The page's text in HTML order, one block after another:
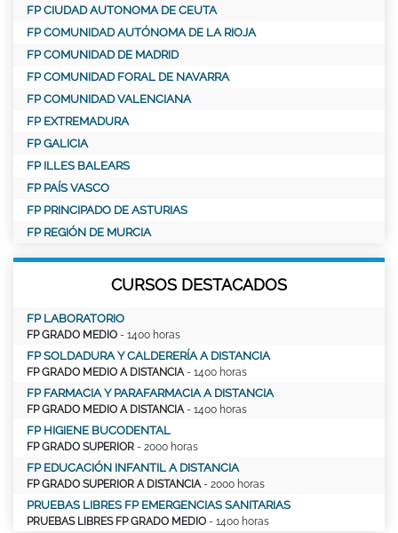
FP CIUDAD AUTONOMA DE CEUTA
FP COMUNIDAD AUTÓNOMA DE LA RIOJA
FP COMUNIDAD DE MADRID
FP COMUNIDAD FORAL DE NAVARRA
FP COMUNIDAD VALENCIANA
FP EXTREMADURA
FP GALICIA
FP ILLES BALEARS
FP PAÍS VASCO
FP PRINCIPADO DE ASTURIAS
FP REGIÓN DE MURCIA
CURSOS DESTACADOS
FP LABORATORIO
FP GRADO MEDIO - 1400 horas
FP SOLDADURA Y CALDERERÍA A DISTANCIA
FP GRADO MEDIO A DISTANCIA - 1400 horas
FP FARMACIA Y PARAFARMACIA A DISTANCIA
FP GRADO MEDIO A DISTANCIA - 1400 horas
FP HIGIENE BUCODENTAL
FP GRADO SUPERIOR - 2000 horas
FP EDUCACIÓN INFANTIL A DISTANCIA
FP GRADO SUPERIOR A DISTANCIA - 2000 horas
PRUEBAS LIBRES FP EMERGENCIAS SANITARIAS
PRUEBAS LIBRES FP GRADO MEDIO - 1400 horas